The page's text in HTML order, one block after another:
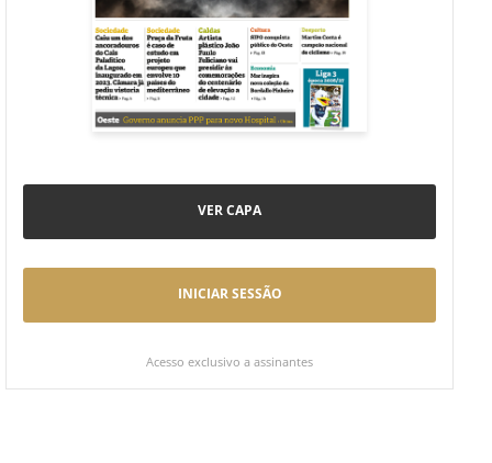
VER CAPA
INICIAR SESSÃO
Acesso exclusivo a assinantes